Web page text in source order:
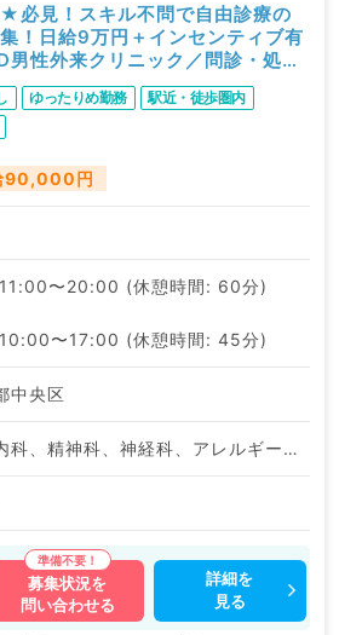
★必見！スキル不問で自由診療の
！日給9万円＋インセンティブ有
性外来クリニック／問診・処方
科目不問／非常勤）
ゆったりめ勤務
駅近・徒歩圏内
90,000円
〜20:00 (休憩時間: 60分)
〜17:00 (休憩時間: 45分)
中央区
神経内科、精神科、神経科、アレルギー科、リウマチ科、小児科、整形外科、形成外科、美容外科、脳神経外科、呼吸器外科、心臓血管外科、小児外科、皮膚科、泌尿器科、産婦人科、産科、婦人科、眼科、耳鼻咽喉科、気管食道科、放射線科、リハビリテーション科、麻酔科、ペインクリニック、人工透析科、緩和ケア科、一般内科、循環器内科、呼吸器内科、消化器内科、内分泌・代謝内科、腎臓内科、老年内科、血液内科、外科系全般、一般外科、消化器外科、乳腺外科、総合診療科、美容皮膚科、健診・人間ドック、救急科・ＩＣＵ、病理科、基礎医学系、膠原病科、スポーツ整形外科、大腸・肛門外科、その他、産業医、科目不問
募集状況を
問い合わせる
詳細を
見る